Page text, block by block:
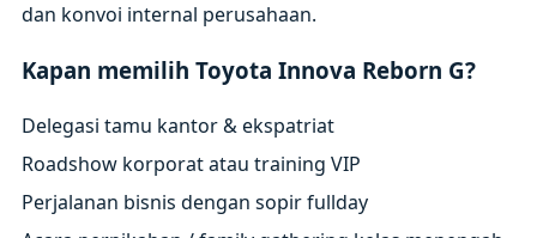
dan konvoi internal perusahaan.
Kapan memilih Toyota Innova Reborn G?
Delegasi tamu kantor & ekspatriat
Roadshow korporat atau training VIP
Perjalanan bisnis dengan sopir fullday